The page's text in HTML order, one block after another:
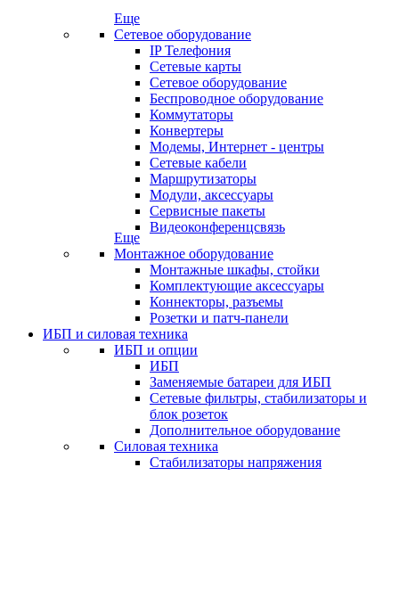
Еще
Сетевое оборудование
IP Телефония
Сетевые карты
Сетевое оборудование
Беспроводное оборудование
Коммутаторы
Конвертеры
Модемы, Интернет - центры
Сетевые кабели
Маршрутизаторы
Модули, аксессуары
Сервисные пакеты
Видеоконференцсвязь
Еще
Монтажное оборудование
Монтажные шкафы, стойки
Комплектующие аксессуары
Коннекторы, разъемы
Розетки и патч-панели
ИБП и силовая техника
ИБП и опции
ИБП
Заменяемые батареи для ИБП
Сетевые фильтры, стабилизаторы и
блок розеток
Дополнительное оборудование
Силовая техника
Стабилизаторы напряжения